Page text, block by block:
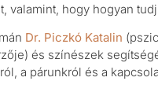
valamint, hogy hogyan
Dr. Piczkó Katalin
és színészek
a párunkról és a